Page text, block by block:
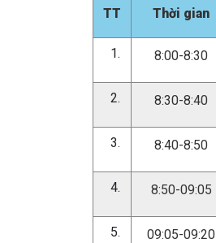
TT Thời gian
8:00-8:30
8:30-8:40
8:40-8:50
8:50-09:05
09:05-09:20